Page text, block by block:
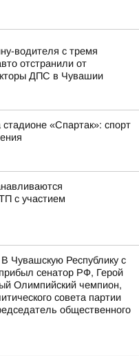
водителя с тремя
отстранили от
ДПС в Чувашии
«Спартак»: спорт
с участием
Чувашскую Республику с
сенатор РФ, Герой
Олимпийский чемпион,
совета партии
общественного